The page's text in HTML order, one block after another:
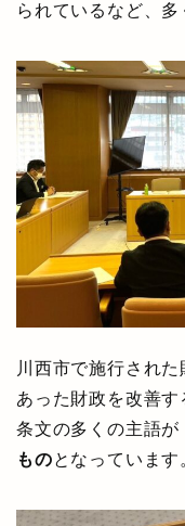
られているなど、多
川西市で施行され
あった財政を改善す
条文の多くの主語が
ものとなっています